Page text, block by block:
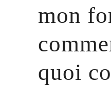
mon
quoi